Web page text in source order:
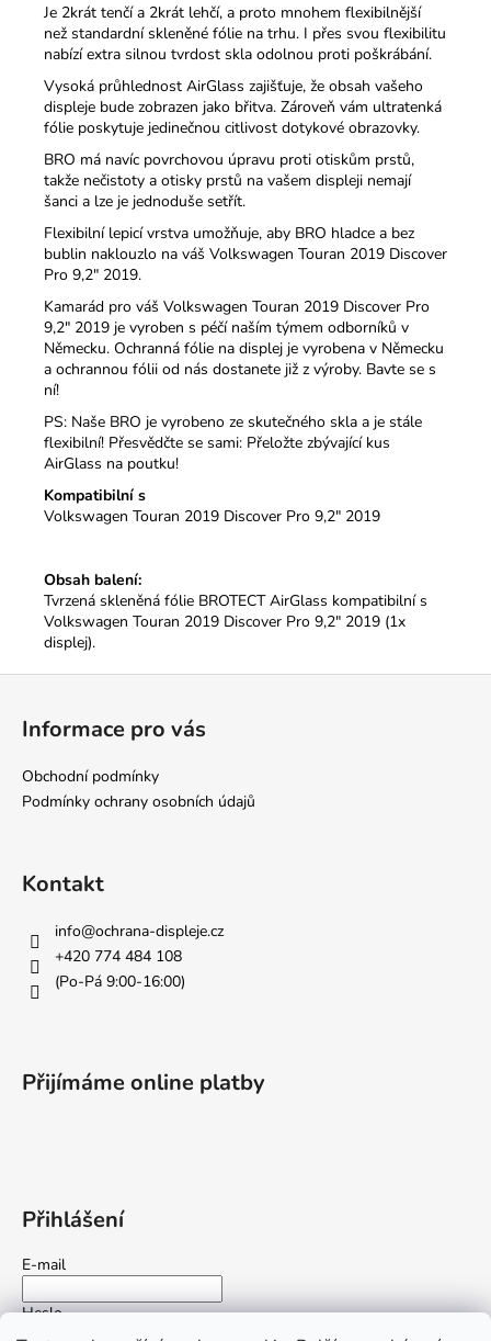
Je 2krát tenčí a 2krát lehčí, a proto mnohem flexibilnější
než standardní skleněné fólie na trhu. I přes svou flexibilitu
nabízí extra silnou tvrdost skla odolnou proti poškrábání.
Vysoká průhlednost AirGlass zajišťuje, že obsah vašeho
displeje bude zobrazen jako břitva. Zároveň vám ultratenká
fólie poskytuje jedinečnou citlivost dotykové obrazovky.
BRO má navíc povrchovou úpravu proti otiskům prstů,
takže nečistoty a otisky prstů na vašem displeji nemají
šanci a lze je jednoduše setřít.
Flexibilní lepicí vrstva umožňuje, aby BRO hladce a bez
bublin naklouzlo na váš Volkswagen Touran 2019 Discover
Pro 9,2" 2019.
Kamarád pro váš Volkswagen Touran 2019 Discover Pro
9,2" 2019 je vyroben s péčí naším týmem odborníků v
Německu. Ochranná fólie na displej je vyrobena v Německu
a ochrannou fólii od nás dostanete již z výroby. Bavte se s
ní!
PS: Naše BRO je vyrobeno ze skutečného skla a je stále
flexibilní! Přesvědčte se sami: Přeložte zbývající kus
AirGlass na poutku!
Kompatibilní s
Volkswagen Touran 2019 Discover Pro 9,2" 2019
Obsah balení:
Tvrzená skleněná fólie BROTECT AirGlass kompatibilní s
Volkswagen Touran 2019 Discover Pro 9,2" 2019 (1x
displej).
Informace pro vás
Obchodní podmínky
Podmínky ochrany osobních údajů
Kontakt
info@ochrana-displeje.cz
+420 774 484 108
(Po-Pá 9:00-16:00)
Přijímáme online platby
Přihlášení
E-mail
Heslo